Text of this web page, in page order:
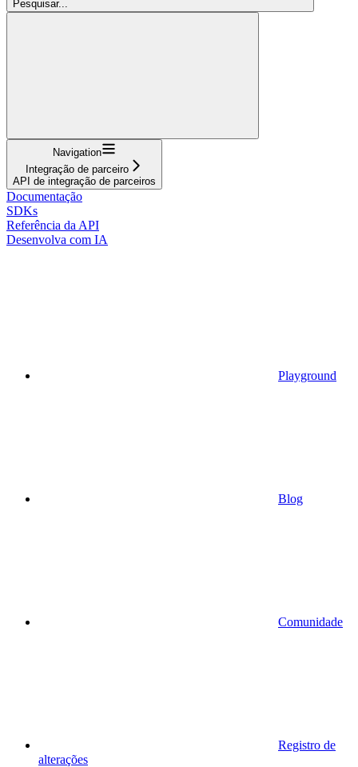
Pesquisar...
Navigation
Integração de parceiro
API de integração de parceiros
Documentação
SDKs
Referência da API
Desenvolva com IA
Playground
Blog
Comunidade
Registro de
alterações